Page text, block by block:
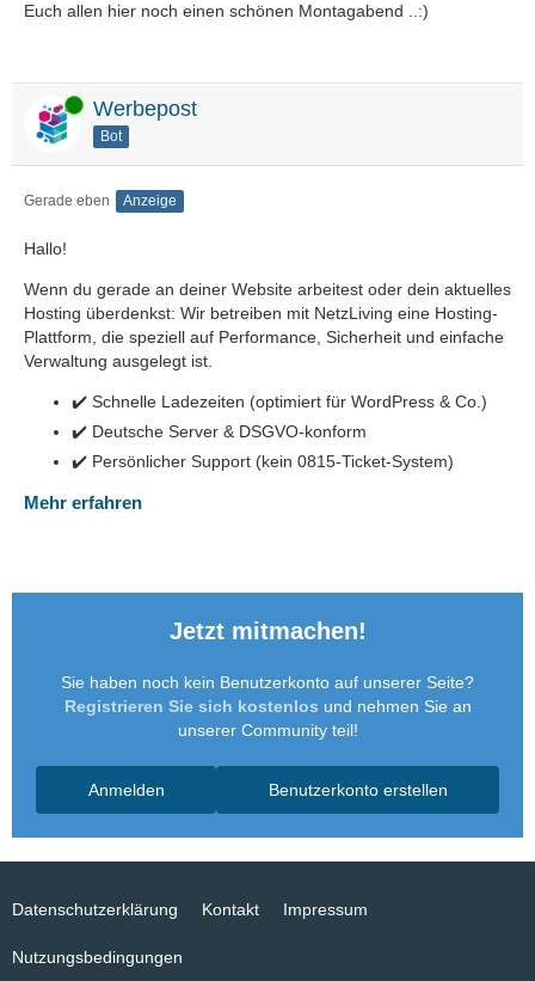
Euch allen hier noch einen schönen Montagabend ..:)
Online Werbepost
Bot
Gerade eben Anzeige
Hallo!
Wenn du gerade an deiner Website arbeitest oder dein aktuelles
Hosting überdenkst: Wir betreiben mit NetzLiving eine Hosting-
Plattform, die speziell auf Performance, Sicherheit und einfache
Verwaltung ausgelegt ist.
✔️ Schnelle Ladezeiten (optimiert für WordPress & Co.)
✔️ Deutsche Server & DSGVO-konform
✔️ Persönlicher Support (kein 0815-Ticket-System)
Mehr erfahren
Jetzt mitmachen!
Sie haben noch kein Benutzerkonto auf unserer Seite?
Registrieren Sie sich kostenlos und nehmen Sie an
unserer Community teil!
Benutzerkonto erstellen
Anmelden
Datenschutzerklärung Kontakt Impressum
Nutzungsbedingungen